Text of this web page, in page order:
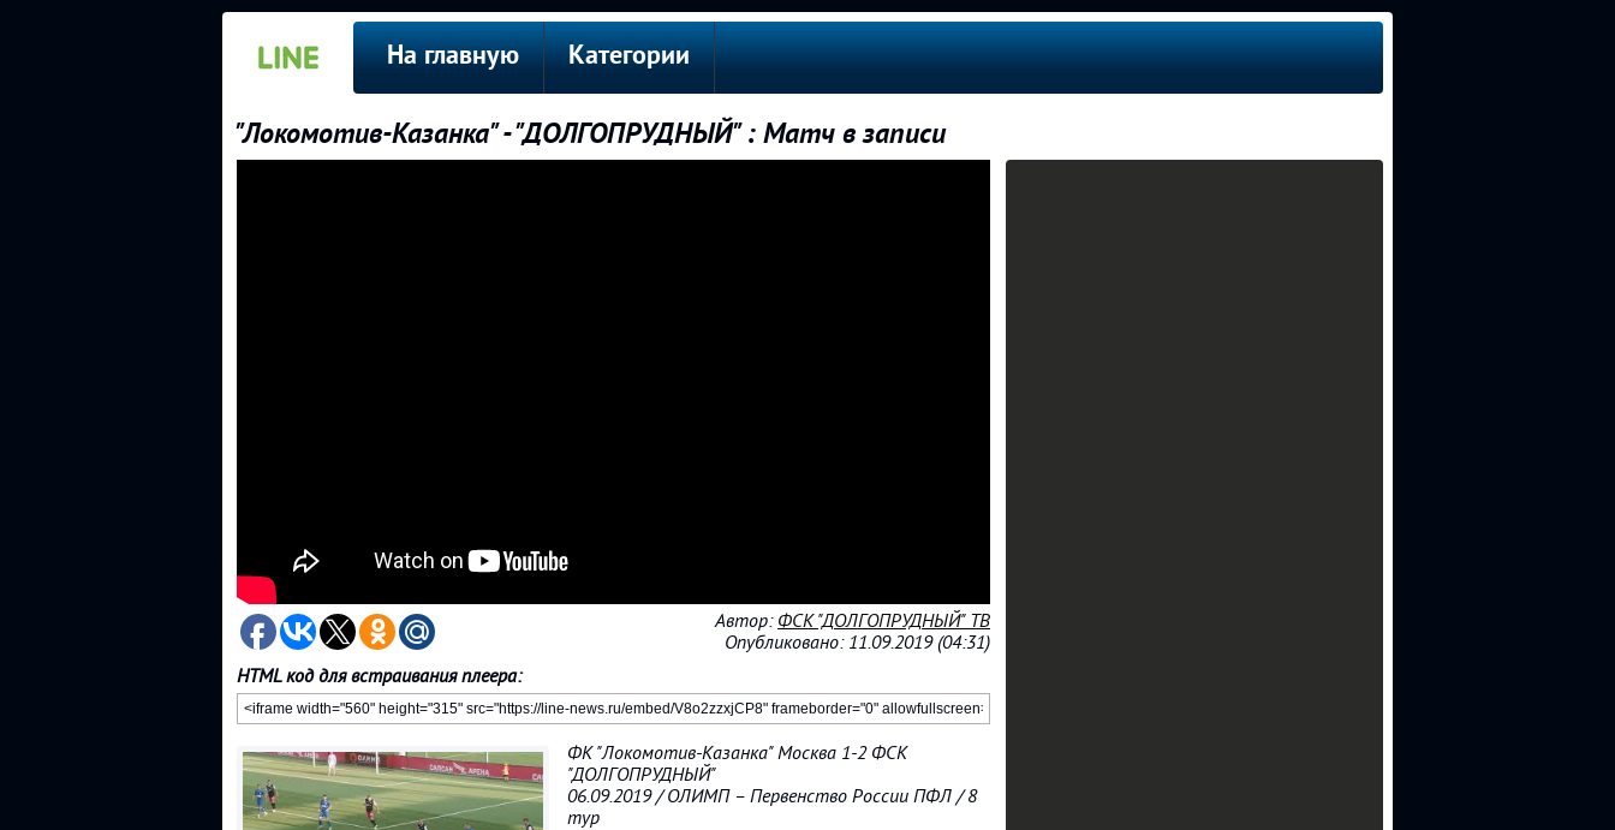
На главную Категории
"Локомотив-Казанка" - "ДОЛГОПРУДНЫЙ" : Матч в записи
Автор: ФСК "ДОЛГОПРУДНЫЙ" ТВ
Опубликовано: 11.09.2019 (04:31)
HTML код для встраивания плеера:
ФК "Локомотив-Казанка" Москва 1-2 ФСК
"ДОЛГОПРУДНЫЙ"
06.09.2019 / ОЛИМП – Первенство России ПФЛ / 8
тур